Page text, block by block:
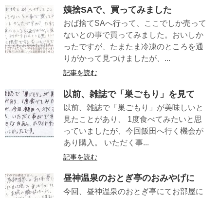
姨捨SAで、買ってみました
おば捨てSAへ行って、ここでしか売って
ないとの事で買ってみました。おいしか
ったですが、たまたま冷凍のところを通
りがかって見つけましたが、...
記事を読む
以前、雑誌で「巣ごもり」を見て
以前、雑誌で「巣ごもり」が美味しいと
見たことがあり、 1度食べてみたいと思
っていましたが、今回飯田へ行く機会が
あり購入。 いただく事...
記事を読む
昼神温泉のおとぎ亭のおみやげに
今回、昼神温泉のおとぎ亭にてお部屋に